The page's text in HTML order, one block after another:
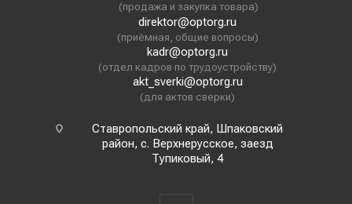
(продажа и закупка товара)
direktor@optorg.ru
(приёмная, общие вопросы)
kadr@optorg.ru
(отдел кадров по трудоустройству)
akt_sverki@optorg.ru
(для актов сверки)
Ставропольский край, Шпаковский
район, с. Верхнерусское, заезд
Тупиковый, 4